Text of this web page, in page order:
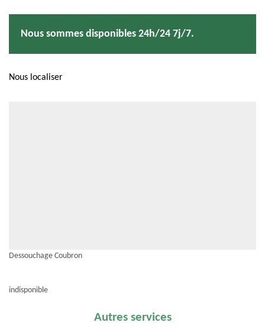
Nous sommes disponibles 24h/24 7j/7.
Nous localiser
Dessouchage Coubron
indisponible
Autres services